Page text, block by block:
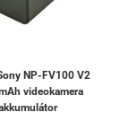
NP-FV100 V2
videokamera